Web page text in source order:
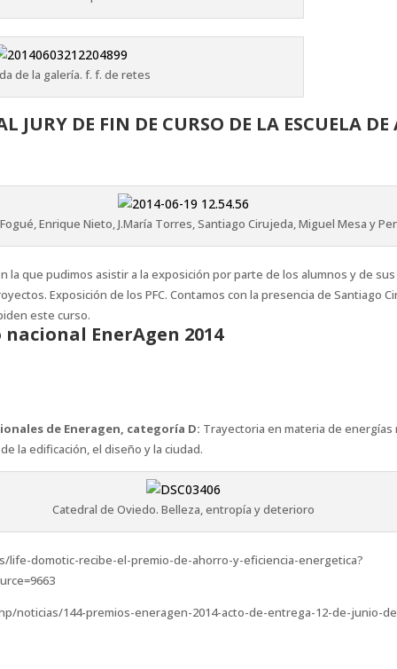
de la galería. f. f. de retes
JURY DE FIN DE CURSO DE LA ESCUELA
Enrique Nieto, J.María Torres, Santiago Cirujeda, Miguel Mesa y
que pudimos asistir a la exposición por parte de los alumnos y de
Exposición de los PFC. Contamos con la presencia de Santiago
este curso.
EnerAgen 2014
de Eneragen, categoría D: Trayectoria en materia de
la edificación, el diseño y la ciudad.
Catedral de Oviedo. Belleza, entropía y deterioro
life-domotic-recibe-el-premio-de-ahorro-y-eficiencia-energetica?
noticias/144-premios-eneragen-2014-acto-de-entrega-12-de-junio-